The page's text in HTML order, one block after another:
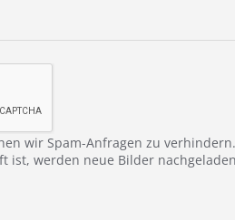
wir Spam-Anfragen zu
ist, werden neue Bilder